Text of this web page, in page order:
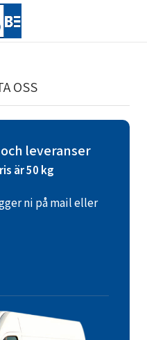
OSS
leveranser
är 50 kg
ni på mail eller